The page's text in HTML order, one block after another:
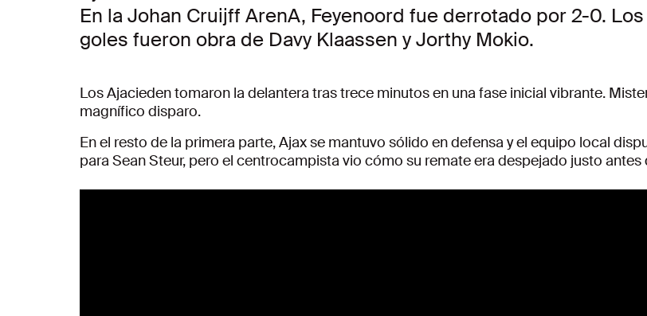
En la Johan Cruijff ArenA, Feyenoord fue derrotado por 2-0. Los
goles fueron obra de Davy Klaassen y Jorthy Mokio.
Los Ajacieden tomaron la delantera tras trece minutos en una fase inicial vibrante.
magnífico disparo.
En el resto de la primera parte, Ajax se mantuvo sólido en defensa y el equipo local
para Sean Steur, pero el centrocampista vio cómo su remate era despejado justo